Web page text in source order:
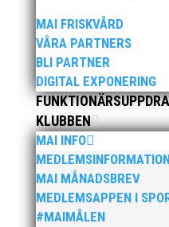
MAI FRISKVÅRD
VÅRA PARTNERS
BLI PARTNER
DIGITAL EXPONERING
KLUBBEN
MAI INFO
MAI MÅNADSBREV
MEDLEMSAPPEN I
#MAIMÅLEN
Klubbchef – Malmö
Vill du vara med och
utveckling i en av
friidrottsföreningar?
– MAI – söker en
relationsbyggande och